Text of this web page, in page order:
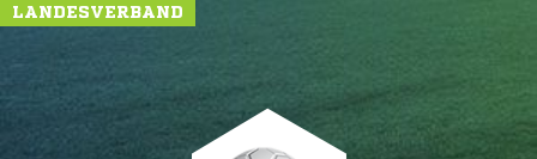
LANDESVERBAND